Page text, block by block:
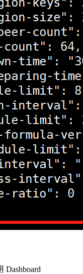
Dashboard